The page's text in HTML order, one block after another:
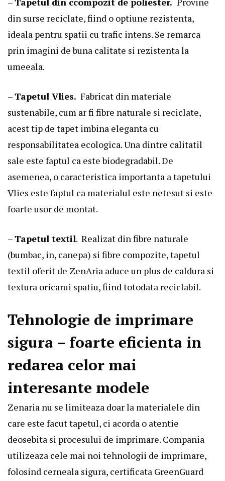
din surse reciclate, fiind o optiune rezistenta,
ideala pentru spatii cu trafic intens. Se remarca
prin imagini de buna calitate si rezistenta la
umeeala.
–Tapetul Vlies. Fabricat din materiale
sustenabile, cum ar fi fibre naturale si reciclate,
acest tip de tapet imbina eleganta cu
responsabilitatea ecologica. Una dintre calitatil
sale este faptul ca este biodegradabil. De
asemenea, o caracteristica importanta a tapetului
Vlies este faptul ca materialul este netesut si este
foarte usor de montat.
–Tapetul textil. Realizat din fibre naturale
(bumbac, in, canepa) si fibre compozite, tapetul
textil oferit de ZenAria aduce un plus de caldura si
textura oricarui spatiu, fiind totodata reciclabil.
Tehnologie de imprimare
sigura – foarte eficienta in
redarea celor mai
interesante modele
Zenaria nu se limiteaza doar la materialele din
care este facut tapetul, ci acorda o atentie
deosebita si procesului de imprimare. Compania
utilizeaza cele mai noi tehnologii de imprimare,
folosind cerneala sigura, certificata GreenGuard